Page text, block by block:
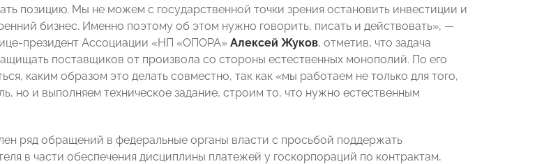
позицию. Мы не можем с государственной точки зрения остановить инвестиции и
бизнес. Именно поэтому об этом нужно говорить, писать и действовать», —
президент Ассоциации «НП «ОПОРА» Алексей Жуков, отметив, что задача
поставщиков от произвола со стороны естественных монополий. По его
каким образом это делать совместно, так как «мы работаем не только для того,
но и выполняем техническое задание, строим то, что нужно естественным
ряд обращений в федеральные органы власти с просьбой поддержать
в части обеспечения дисциплины платежей у госкорпораций по контрактам,